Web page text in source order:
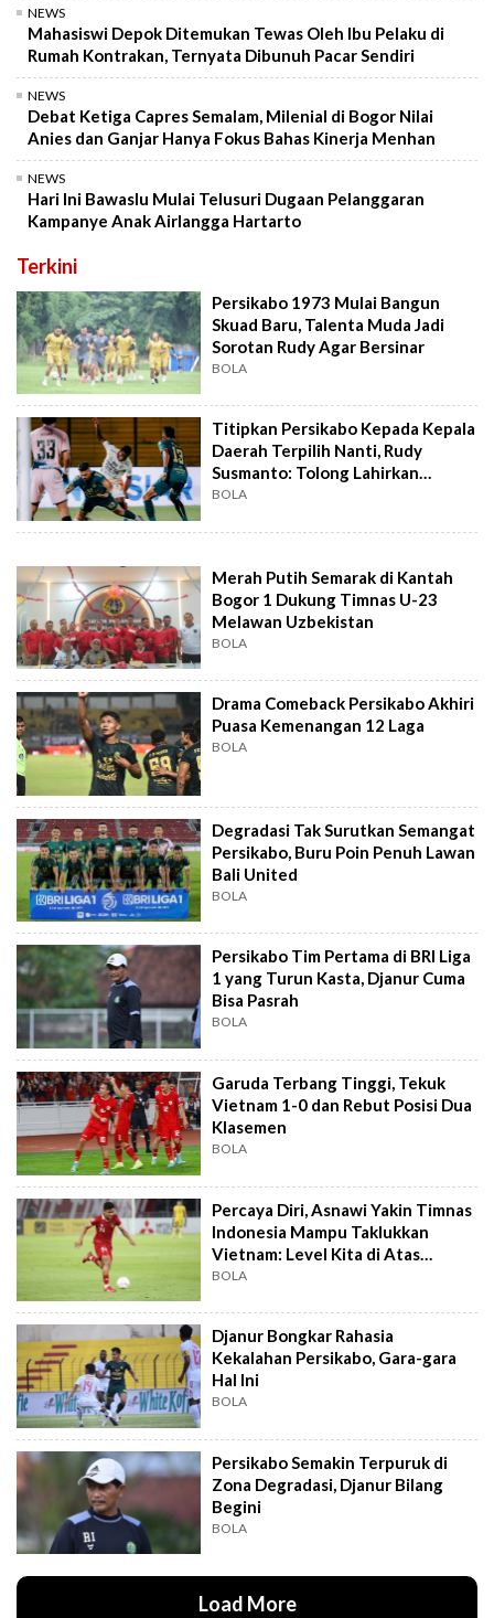
NEWS
Mahasiswi Depok Ditemukan Tewas Oleh Ibu Pelaku di
Rumah Kontrakan, Ternyata Dibunuh Pacar Sendiri
NEWS
Debat Ketiga Capres Semalam, Milenial di Bogor Nilai
Anies dan Ganjar Hanya Fokus Bahas Kinerja Menhan
NEWS
Hari Ini Bawaslu Mulai Telusuri Dugaan Pelanggaran
Kampanye Anak Airlangga Hartarto
Terkini
Persikabo 1973 Mulai Bangun
Skuad Baru, Talenta Muda Jadi
Sorotan Rudy Agar Bersinar
BOLA
Titipkan Persikabo Kepada Kepala
Daerah Terpilih Nanti, Rudy
Susmanto: Tolong Lahirkan
Kembali
BOLA
Merah Putih Semarak di Kantah
Bogor 1 Dukung Timnas U-23
Melawan Uzbekistan
BOLA
Drama Comeback Persikabo Akhiri
Puasa Kemenangan 12 Laga
BOLA
Degradasi Tak Surutkan Semangat
Persikabo, Buru Poin Penuh Lawan
Bali United
BOLA
Persikabo Tim Pertama di BRI Liga
1 yang Turun Kasta, Djanur Cuma
Bisa Pasrah
BOLA
Garuda Terbang Tinggi, Tekuk
Vietnam 1-0 dan Rebut Posisi Dua
Klasemen
BOLA
Percaya Diri, Asnawi Yakin Timnas
Indonesia Mampu Taklukkan
Vietnam: Level Kita di Atas
Mereka
BOLA
Djanur Bongkar Rahasia
Kekalahan Persikabo, Gara-gara
Hal Ini
BOLA
Persikabo Semakin Terpuruk di
Zona Degradasi, Djanur Bilang
Begini
BOLA
Load More